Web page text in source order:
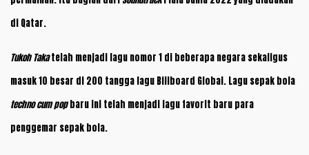
di Qatar.
Tukoh Takatelah menjadi lagu nomor 1 di beberapa negara sekaligus
masuk 10 besar di 200 tangga lagu Billboard Global. Lagu sepak bola
techno cum popbaru ini telah menjadi lagu favorit baru para
penggemar sepak bola.